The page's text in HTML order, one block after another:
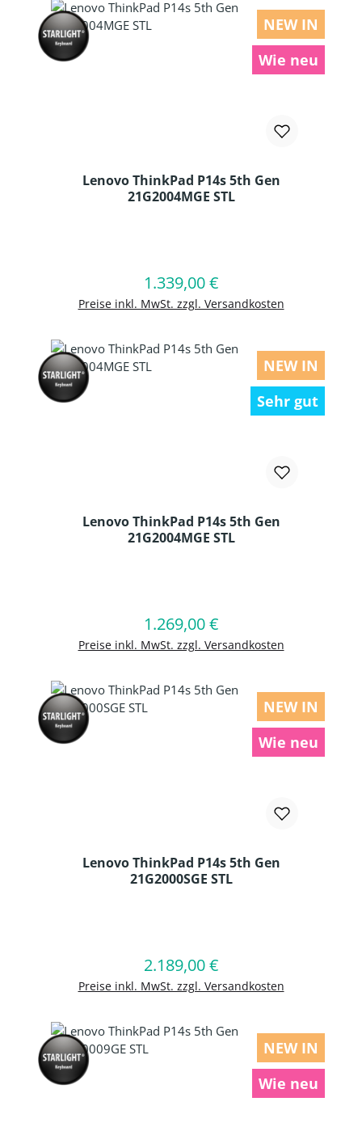
NEW IN
Wie neu
Lenovo ThinkPad P14s 5th Gen
21G2004MGE STL
Regulärer Preis:
1.339,00 €
Preise inkl. MwSt. zzgl. Versandkosten
In den Warenkorb
NEW IN
Sehr gut
Lenovo ThinkPad P14s 5th Gen
21G2004MGE STL
Regulärer Preis:
1.269,00 €
Preise inkl. MwSt. zzgl. Versandkosten
In den Warenkorb
NEW IN
Wie neu
Lenovo ThinkPad P14s 5th Gen
21G2000SGE STL
Regulärer Preis:
2.189,00 €
Preise inkl. MwSt. zzgl. Versandkosten
In den Warenkorb
NEW IN
Wie neu